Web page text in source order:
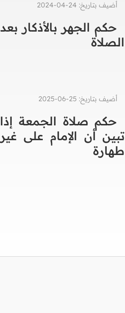
أضيف بتاريخ: 24-04-2024
حكم الجهر بالأذكار بعد
الصلاة
أضيف بتاريخ: 25-06-2025
حكم صلاة الجمعة إذا
تبين أن الإمام على غير
طهارة